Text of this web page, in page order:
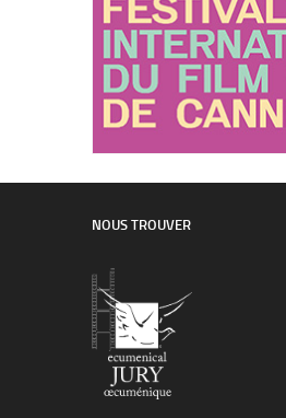
NOUS TROUVER